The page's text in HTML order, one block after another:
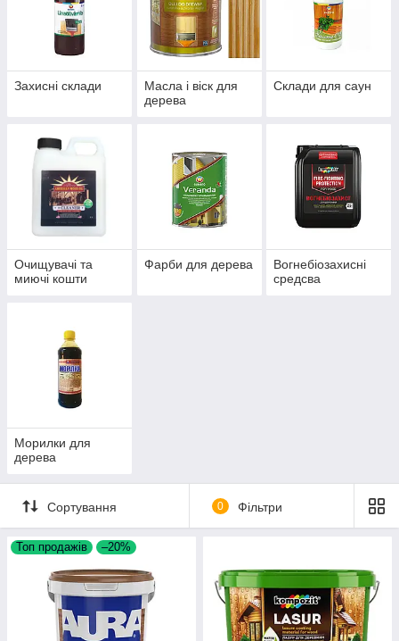
Захисні склади
Масла і віск для
дерева
Склади для саун
Очищувачі та
миючі кошти
Фарби для дерева
Вогнебіозахисні
средсва
Морилки для
дерева
Сортування 0 Фільтри
Топ продажів –20%